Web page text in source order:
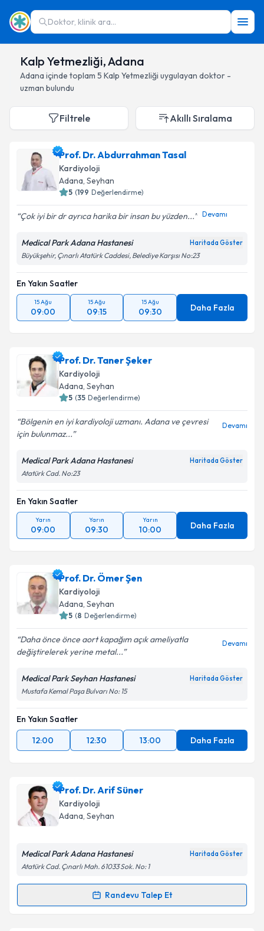
Doktor, klinik ara...
Kalp Yetmezliği, Adana
Adana içinde toplam 5 Kalp Yetmezliği uygulayan doktor -
uzman bulundu
Filtrele Akıllı Sıralama
Prof. Dr. Abdurrahman Tasal
Kardiyoloji
Adana, Seyhan
5 (199 Değerlendirme)
Çok iyi bir dr ayrıca harika bir insan bu yüzden... Devamı
Medical Park Adana Hastanesi Haritada Göster
Büyükşehir, Çınarlı Atatürk Caddesi, Belediye Karşısı No:23
En Yakın Saatler
15 Ağu
09:00
15 Ağu
09:15
15 Ağu
09:30 Daha Fazla
Prof. Dr. Taner Şeker
Kardiyoloji
Adana, Seyhan
5 (35 Değerlendirme)
Bölgenin en iyi kardiyoloji uzmanı. Adana ve çevresi
için bulunmaz...
Devamı
Medical Park Adana Hastanesi Haritada Göster
Atatürk Cad. No:23
En Yakın Saatler
Yarın
09:00
Yarın
09:30
Yarın
10:00 Daha Fazla
Prof. Dr. Ömer Şen
Kardiyoloji
Adana, Seyhan
5 (8 Değerlendirme)
Daha önce önce aort kapağım açık ameliyatla
değiştirelerek yerine metal...
Devamı
Medical Park Seyhan Hastanesi Haritada Göster
Mustafa Kemal Paşa Bulvarı No: 15
En Yakın Saatler
12:00
12:30 13:00 Daha Fazla
Prof. Dr. Arif Süner
Kardiyoloji
Adana, Seyhan
Medical Park Adana Hastanesi Haritada Göster
Atatürk Cad. Çınarlı Mah. 61033 Sok. No: 1
Randevu Talep Et
Randevu Takvimi Talebi